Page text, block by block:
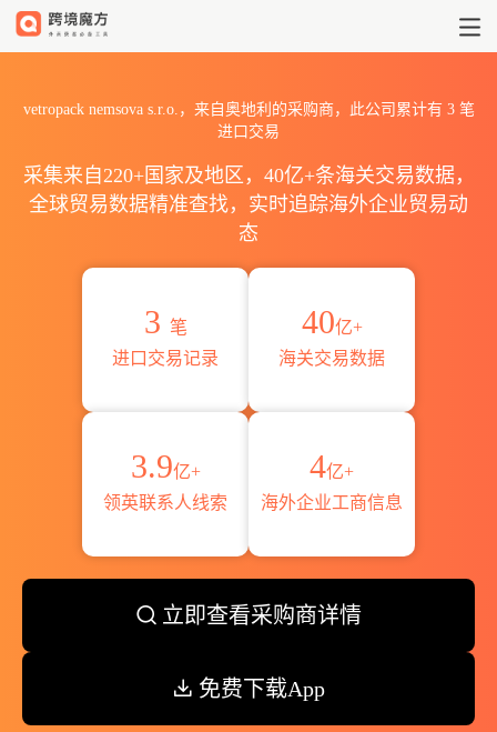
vetropack nemsova s.r.o.，来自奥地利的采购商，此公司累计有 3笔
进口交易
采集来自220+国家及地区，40亿+条海关交易数据，
全球贸易数据精准查找，实时追踪海外企业贸易动
态
3 笔
进口交易记录
40亿+
海关交易数据
3.9亿+
领英联系人线索
4亿+
海外企业工商信息
立即查看采购商详情
免费下载App